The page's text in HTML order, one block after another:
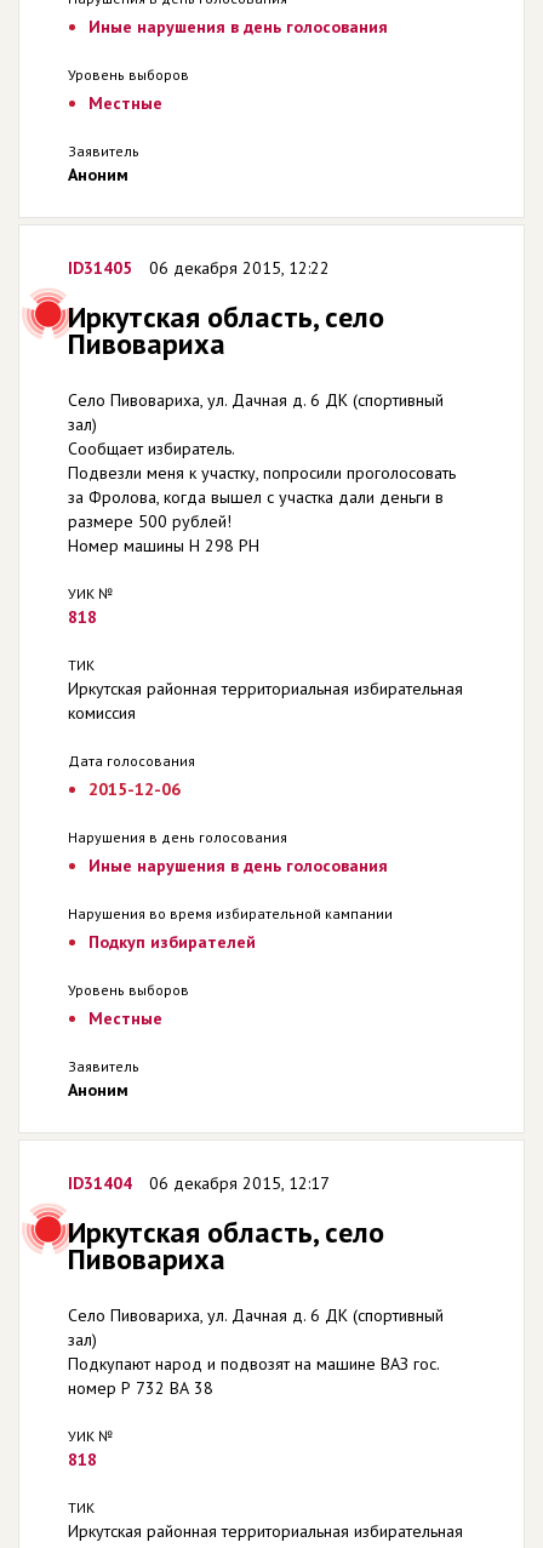
Иные нарушения в день голосования
Уровень выборов
Местные
Заявитель
Аноним
ID31405 06 декабря 2015, 12:22
Иркутская область, село
Пивовариха
Село Пивовариха, ул. Дачная д. 6 ДК (спортивный
зал)
Сообщает избиратель.
Подвезли меня к участку, попросили проголосовать
за Фролова, когда вышел с участка дали деньги в
размере 500 рублей!
Номер машины Н 298 РН
УИК №
818
ТИК
Иркутская районная территориальная избирательная
комиссия
Дата голосования
2015-12-06
Нарушения в день голосования
Иные нарушения в день голосования
Нарушения во время избирательной кампании
Подкуп избирателей
Уровень выборов
Местные
Заявитель
Аноним
ID31404 06 декабря 2015, 12:17
Иркутская область, село
Пивовариха
Село Пивовариха, ул. Дачная д. 6 ДК (спортивный
зал)
Подкупают народ и подвозят на машине ВАЗ гос.
номер Р 732 ВА 38
УИК №
818
ТИК
Иркутская районная территориальная избирательная